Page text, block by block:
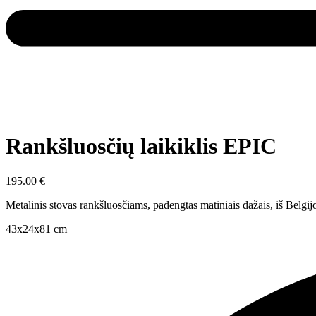
Rankšluosčių laikiklis EPIC
195.00 €
Metalinis stovas rankšluosčiams, padengtas matiniais dažais, iš
43x24x81 cm